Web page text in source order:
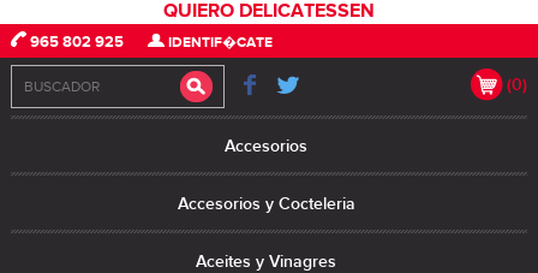
965 802 925 IDENTIF�CATE
(0)
Accesorios
Accesorios y Cocteleria
Aceites y Vinagres
QUIERO DELICATESSEN